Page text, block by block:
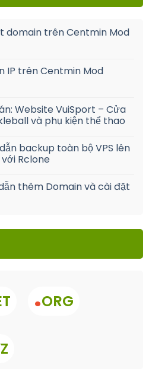
domain trên Centmin Mod
IP trên Centmin Mod
Website VuiSport – Cửa
và phụ kiện thể thao
backup toàn bộ VPS lên
Rclone
thêm Domain và cài đặt
.ORG